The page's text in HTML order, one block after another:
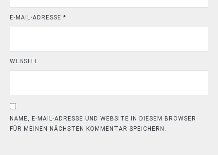
E-MAIL-ADRESSE *
WEBSITE
NAME, E-MAIL-ADRESSE UND WEBSITE IN DIESEM BROWSER
FÜR MEINEN NÄCHSTEN KOMMENTAR SPEICHERN.